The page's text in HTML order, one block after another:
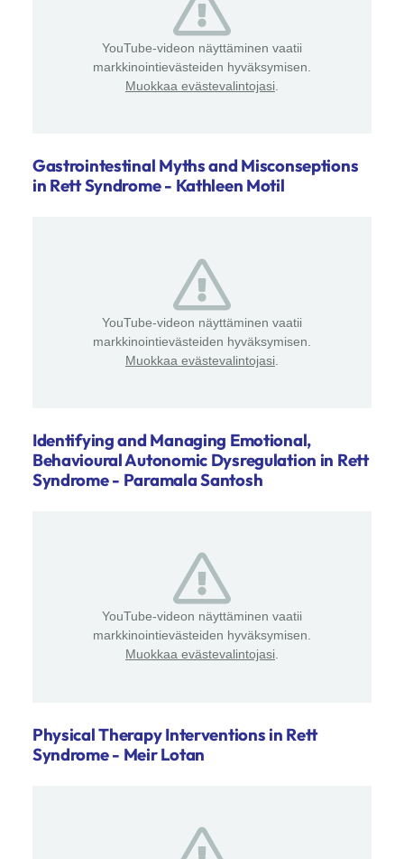
YouTube-videon näyttäminen vaatii
markkinointievästeiden hyväksymisen.
Muokkaa evästevalintojasi
Gastrointestinal Myths and Misconseptions
in Rett Syndrome - Kathleen Motil
YouTube-videon näyttäminen vaatii
markkinointievästeiden hyväksymisen.
Muokkaa evästevalintojasi
Identifying and Managing Emotional,
Behavioural Autonomic Dysregulation in Rett
Syndrome - Paramala Santosh
YouTube-videon näyttäminen vaatii
markkinointievästeiden hyväksymisen.
Muokkaa evästevalintojasi.
Physical Therapy Interventions in Rett
Syndrome - Meir Lotan